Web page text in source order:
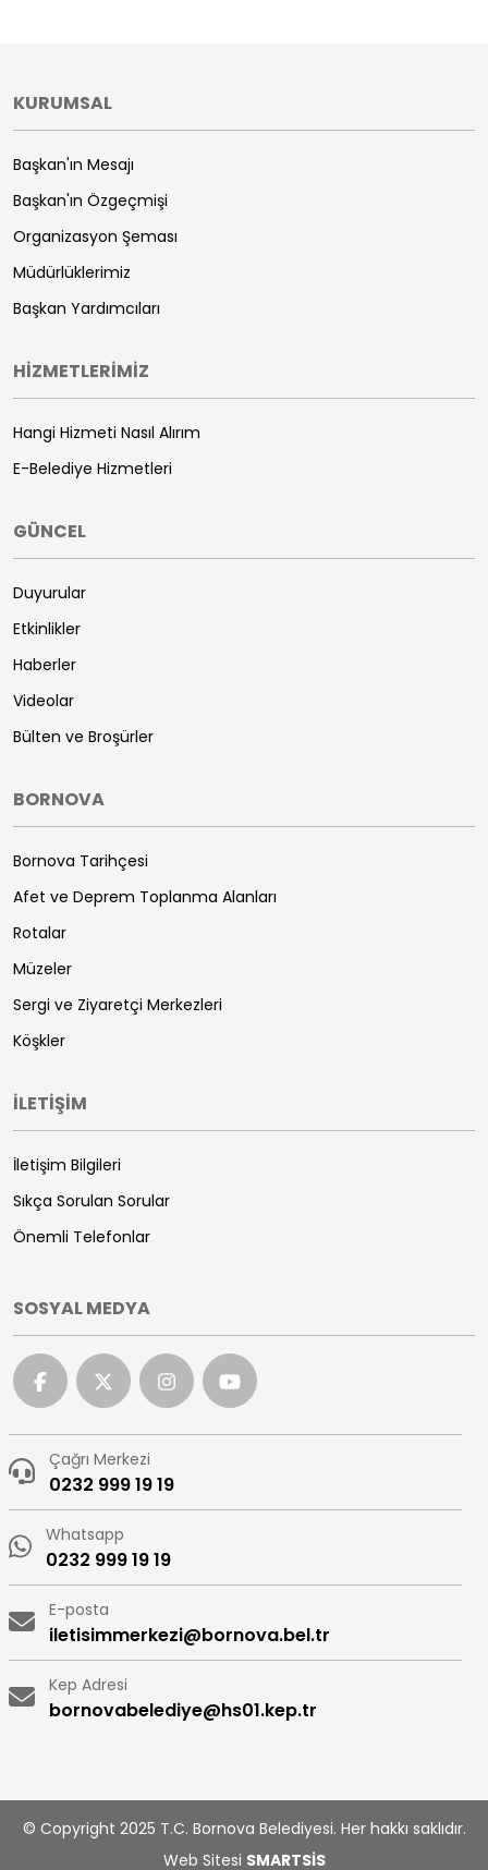
KURUMSAL
Başkan'ın Mesajı
Başkan'ın Özgeçmişi
Organizasyon Şeması
Müdürlüklerimiz
Başkan Yardımcıları
HİZMETLERİMİZ
Hangi Hizmeti Nasıl Alırım
E-Belediye Hizmetleri
GÜNCEL
Duyurular
Etkinlikler
Haberler
Videolar
Bülten ve Broşürler
BORNOVA
Bornova Tarihçesi
Afet ve Deprem Toplanma Alanları
Rotalar
Müzeler
Sergi ve Ziyaretçi Merkezleri
Köşkler
İLETİŞİM
İletişim Bilgileri
Sıkça Sorulan Sorular
Önemli Telefonlar
SOSYAL MEDYA
Çağrı Merkezi
0232 999 19 19
Whatsapp
0232 999 19 19
E-posta
iletisimmerkezi@bornova.bel.tr
Kep Adresi
bornovabelediye@hs01.kep.tr
© Copyright 2025 T.C. Bornova Belediyesi. Her hakkı saklıdır.
Web Sitesi SMARTSİS